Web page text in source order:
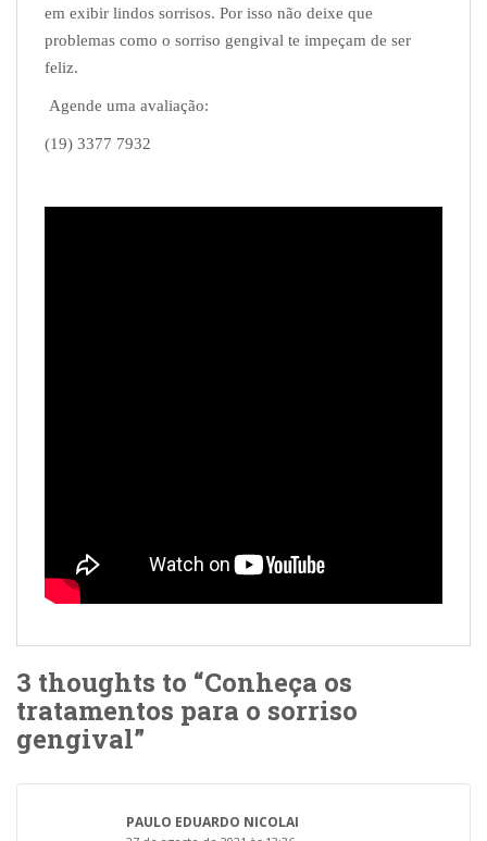
em exibir lindos sorrisos. Por isso não deixe que
problemas como o sorriso gengival te impeçam de ser
feliz.
Agende uma avaliação:
(19) 3377 7932
3 thoughts to “Conheça os
tratamentos para o sorriso
gengival”
PAULO EDUARDO NICOLAI